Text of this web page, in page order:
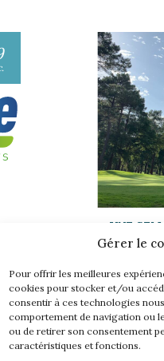
Gérer le
Pour offrir les meilleures
cookies pour stocker et/ou
consentir à ces technologies
comportement de navigation ou
ou de retirer son consentement
caractéristiques et fonctions.
UNE